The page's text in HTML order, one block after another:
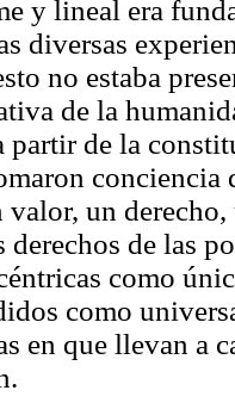
y lineal era
diversas
no estaba
de la
partir de la
conciencia
un
derechos de las
como
como
en que llevan a